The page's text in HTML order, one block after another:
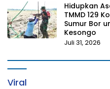
Hidupkan
TMMD 129
Sumur Bor
Kesongo
Juli 31, 2026
Viral